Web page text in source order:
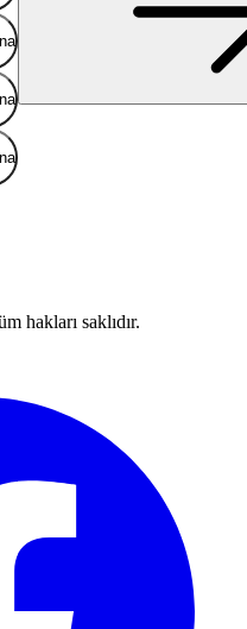
hakları saklıdır.